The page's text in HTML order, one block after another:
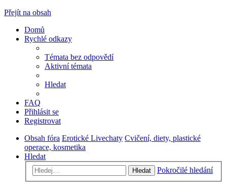
Přejít na obsah
Domů
Rychlé odkazy
Témata bez odpovědí
Aktivní témata
Hledat
FAQ
Přihlásit se
Registrovat
Obsah fóra Erotické Livechaty Cvičení, diety, plastické
operace, kosmetika
Hledat
Hledat Pokročilé hledání